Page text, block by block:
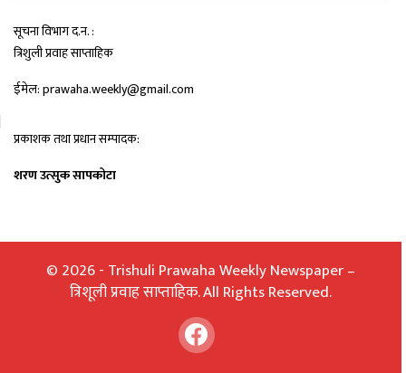
सूचना विभाग द.न. :
त्रिशुली प्रवाह साप्ताहिक
ईमेल: prawaha.weekly@gmail.com
प्रकाशक तथा प्रधान सम्पादक:
शरण उत्सुक सापकोटा
© 2026 - Trishuli Prawaha Weekly Newspaper –
त्रिशूली प्रवाह साप्ताहिक. All Rights Reserved.